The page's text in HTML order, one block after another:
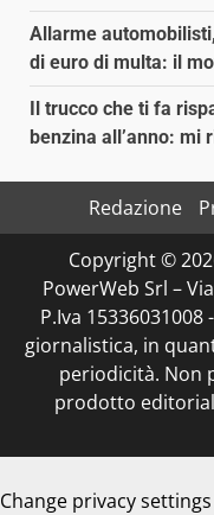
Allarme
di euro di multa: il
Il trucco che ti fa
benzina all’anno: mi
Redazione
Copyright ©
PowerWeb Srl –
P.Iva
giornalistica, in
periodicità. Non
prodotto
Change privacy settings